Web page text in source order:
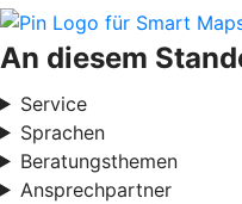
An diesem
Service
Sprachen
Beratungsthemen
Ansprechpartner